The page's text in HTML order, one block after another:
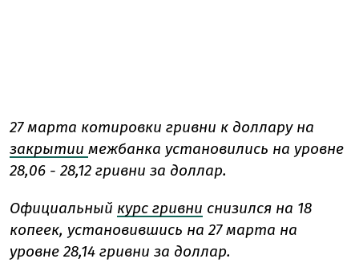
27 марта котировки гривни к доллару на
закрытии межбанка установились на уровне
28,06 - 28,12 гривни за доллар.
Официальный курс гривни снизился на 18
копеек, установившись на 27 марта на
уровне 28,14 гривни за доллар.